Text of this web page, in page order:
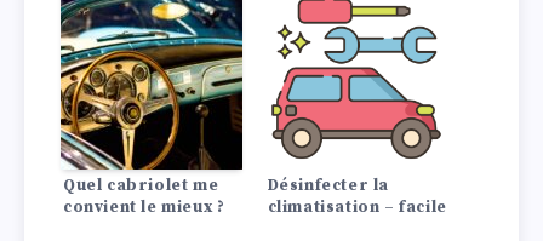
Quel cabriolet me
convient le mieux ?
Désinfecter la
climatisation – facile